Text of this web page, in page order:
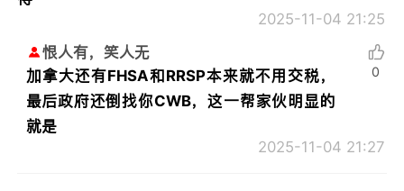
2025-11-04 21:25
恨人有，笑人无
加拿大还有FHSA和RRSP本来就不用交税，
最后政府还倒找你CWB，这一帮家伙明显的
就是
2025-11-04 21:27
0